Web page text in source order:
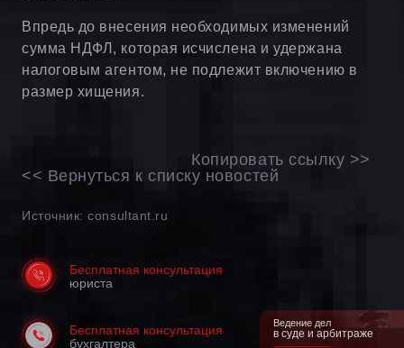
Впредь до внесения необходимых изменений
сумма НДФЛ, которая исчислена и удержана
налоговым агентом, не подлежит включению в
размер хищения.
Копировать ссылку >>
<< Вернуться к списку новостей
Источник: consultant.ru
Бесплатная консультация
юриста
Бесплатная консультация
бухгалтера
Ведение дел
в суде и арбитраже